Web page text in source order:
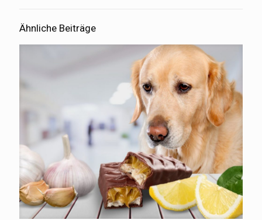
Ähnliche Beiträge